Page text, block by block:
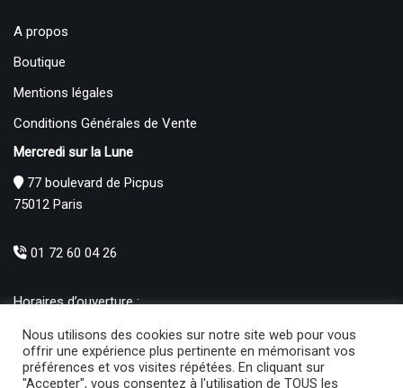
A propos
Boutique
Mentions légales
Conditions Générales de Vente
Mercredi sur la Lune
77 boulevard de Picpus
75012 Paris
01 72 60 04 26
Horaires d’ouverture :
Mercredi au Samedi : 10h30 – 19h00
Produits
Nous utilisons des cookies sur notre site web pour vous
offrir une expérience plus pertinente en mémorisant vos
préférences et vos visites répétées. En cliquant sur
"Accepter", vous consentez à l'utilisation de TOUS les